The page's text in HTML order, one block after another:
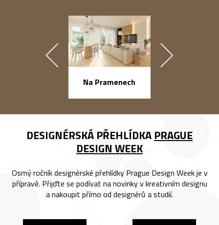
Na Pramenech
DESIGNÉRSKÁ PŘEHLÍDKA PRAGUE
DESIGN WEEK
Osmý ročník designérské přehlídky Prague Design Week je v
přípravě. Přijďte se podívat na novinky v kreativním designu
a nakoupit přímo od designérů a studií.